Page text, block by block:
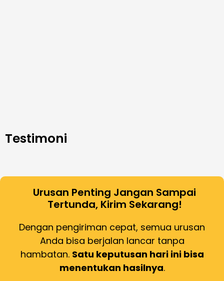
Testimoni
Urusan Penting Jangan Sampai
Tertunda, Kirim Sekarang!
Dengan pengiriman cepat, semua urusan
Anda bisa berjalan lancar tanpa
hambatan. Satu keputusan hari ini bisa
menentukan hasilnya.